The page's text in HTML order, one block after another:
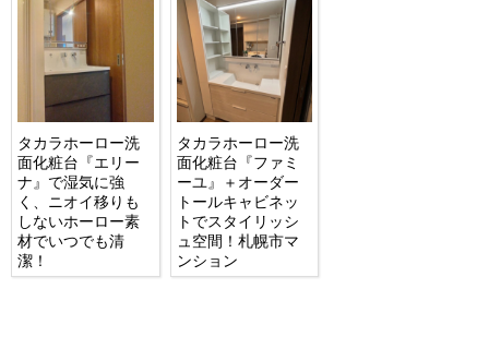
タカラホーロー洗
面化粧台『エリー
ナ』で湿気に強
く、ニオイ移りも
しないホーロー素
材でいつでも清
潔！
タカラホーロー洗
面化粧台『ファミ
ーユ』＋オーダー
トールキャビネッ
トでスタイリッシ
ュ空間！札幌市マ
ンション